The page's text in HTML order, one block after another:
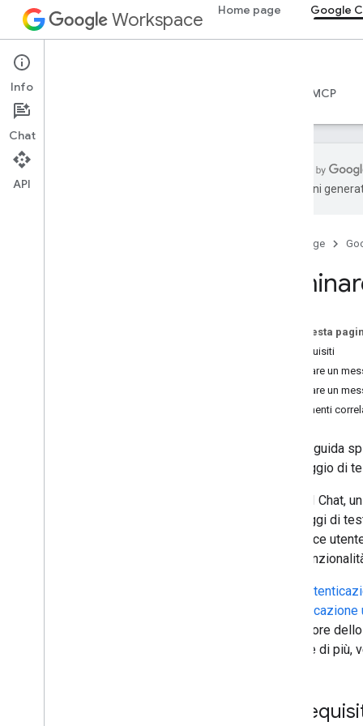
Workspace Home page Google
Google Chat
Panoramica Server MCP
traduzioni
Home page
Su questa
Prerequisiti
Eliminare un
Eliminare un
Argomenti
Questa guida
messaggio di
Nell'API Chat,
messaggi di
interfacce
sulle
un gestore
saperne di più,
Info
Chat
API